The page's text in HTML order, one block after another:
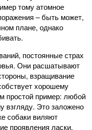
тому атомное
– быть может,
плане, однако
постоянные страх
Они расшатывают
взращивание
хорошему
простой пример: любой
взгляду. Это заложено
собаки виляют
проявления ласки.